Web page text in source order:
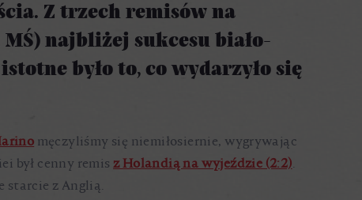
Z trzech remisów na
MŚ) najbliżej sukcesu biało-
było to, co wydarzyło się
męczyliśmy się niemiłosiernie, wygrywając
był cenny remisz Holandią na wyjeździe (2:2).
starcie z Anglią.